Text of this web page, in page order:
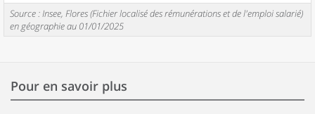
Source : Insee, Flores (Fichier localisé des rémunérations et de l'emploi salarié)
en géographie au 01/01/2025
Pour en savoir plus